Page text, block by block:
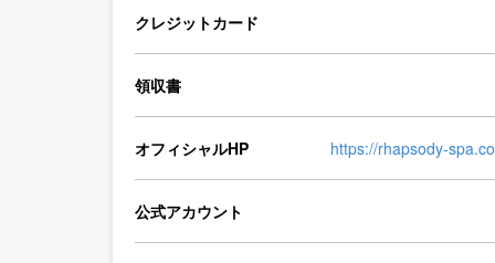
クレジットカード
領収書
オフィシャルHP https://rhapsody-
公式アカウント